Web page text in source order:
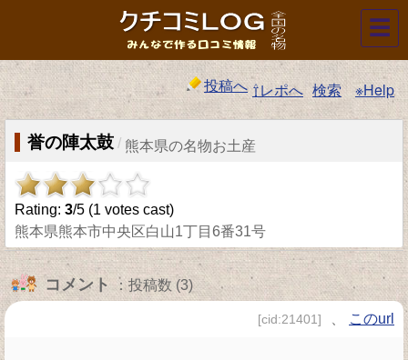
投稿へ ⇧レポへ 検索 ※Help
誉の陣太鼓 / 熊本県の名物お土産
Rating: 3/5 (1 votes cast)
熊本県熊本市中央区白山1丁目6番31号
コメント ：投稿数 (3)
[cid:21401] このurl
☰